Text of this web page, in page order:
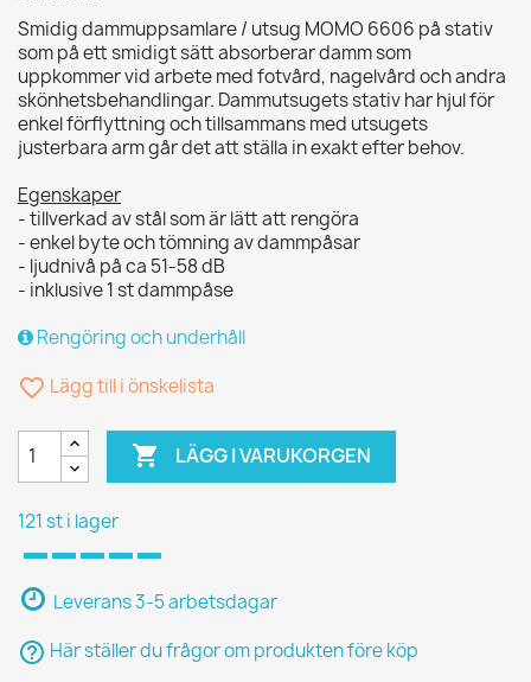
Smidig dammuppsamlare / utsug MOMO 6606 på stativ
som på ett smidigt sätt absorberar damm som
uppkommer vid arbete med fotvård, nagelvård och andra
skönhetsbehandlingar. Dammutsugets stativ har hjul för
enkel förflyttning och tillsammans med utsugets
justerbara arm går det att ställa in exakt efter behov.
Egenskaper
- tillverkad av stål som är lätt att rengöra
- enkel byte och tömning av dammpåsar
- ljudnivå på ca 51-58 dB
- inklusive 1 st dammpåse
Rengöring och underhåll
favorite_border Lägg till i önskelista
 LÄGG I VARUKORGEN
121 st i lager
Leverans 3-5 arbetsdagar
help_outline Här ställer du frågor om produkten före köp